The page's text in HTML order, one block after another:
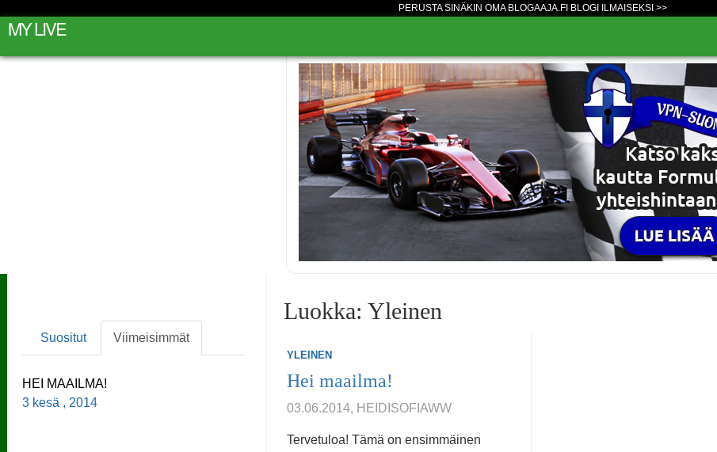
PERUSTA SINÄKIN OMA BLOGAAJA.FI BLOGI ILMAISEKSI >>
MY LIVE
Luokka: Yleinen
YLEINEN
Hei maailma!
03.06.2014, HEIDISOFIAWW
Tervetuloa! Tämä on ensimmäinen
Suositut Viimeisimmät
HEI MAAILMA!
3 kesä , 2014